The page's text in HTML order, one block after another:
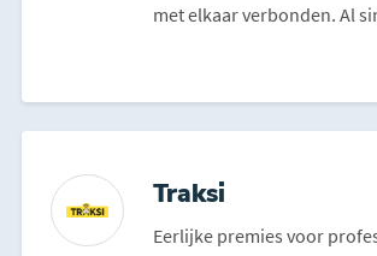
met elkaar verbonden. Al
Traksi
Eerlijke premies voor